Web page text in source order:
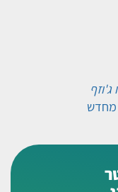
ג'וזף
מחדש